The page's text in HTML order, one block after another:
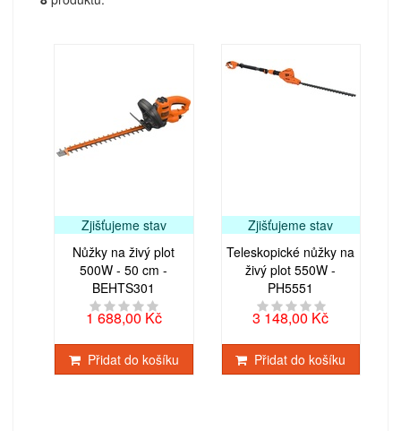
Zjišťujeme stav
Nůžky na živý plot
500W - 50 cm -
BEHTS301
1 688,00 Kč
Přidat do košíku
Zjišťujeme stav
Teleskopické nůžky na
živý plot 550W -
PH5551
3 148,00 Kč
Přidat do košíku